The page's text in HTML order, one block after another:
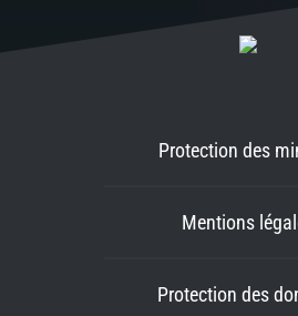
Protection des
Mentions
Protection des